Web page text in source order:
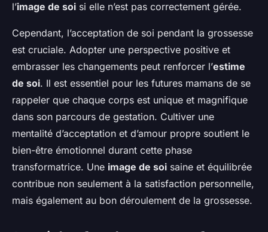
l’image de soi si elle n’est pas correctement gérée.
Cependant, l’acceptation de soi pendant la grossesse
est cruciale. Adopter une perspective positive et
embrasser les changements peut renforcer l’estime
de soi. Il est essentiel pour les futures mamans de se
rappeler que chaque corps est unique et magnifique
dans son parcours de gestation. Cultiver une
mentalité d’acceptation et d’amour propre soutient le
bien-être émotionnel durant cette phase
transformatrice. Une image de soi saine et équilibrée
contribue non seulement à la satisfaction personnelle,
mais également au bon déroulement de la grossesse.